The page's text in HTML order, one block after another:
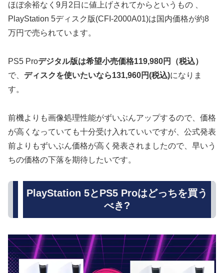
ほぼ余裕なく9月2日に値上げされてからというもの 、
PlayStation 5ディスク版(CFI-2000A01)は国内価格が約8
万円で売られています。
PS5 Proデジタル版は希望小売価格119,980円（税込）
で、 ディスクを使いたいなら131,960円(税込)になりま
す。
前機よりも画像処理性能がずいぶんアップするので、価格
が高くなっていても十分受け入れていいですが、公式発表
前よりもずいぶん価格が高く発表されましたので、早いう
ちの価格の下落を期待したいです。
PlayStation 5とPS5 Proはどっちを買う
べき?